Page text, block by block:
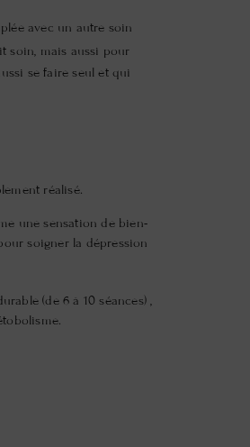
avec un autre soin
soin, mais aussi pour
se faire seul et qui
réalisé.
une sensation de bien-
soigner la dépression
(de 6 à 10 séances) ,